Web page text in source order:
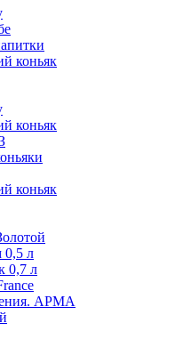
коньяк
коньяк
коньяк
0,5 л
0,7 л
АРМА